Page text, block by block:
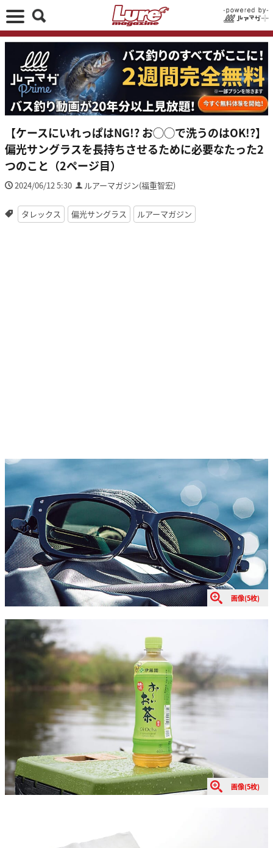
【ケースにいれっぱはNG!? お◯◯で洗うのはOK!?】
偏光サングラスを長持ちさせるために必要なたった2
つのこと（2ページ目）
2024/06/12 5:30 ルアーマガジン(福重智宏)
タレックス 偏光サングラス ルアーマガジン
画像(5枚)
画像(5枚)